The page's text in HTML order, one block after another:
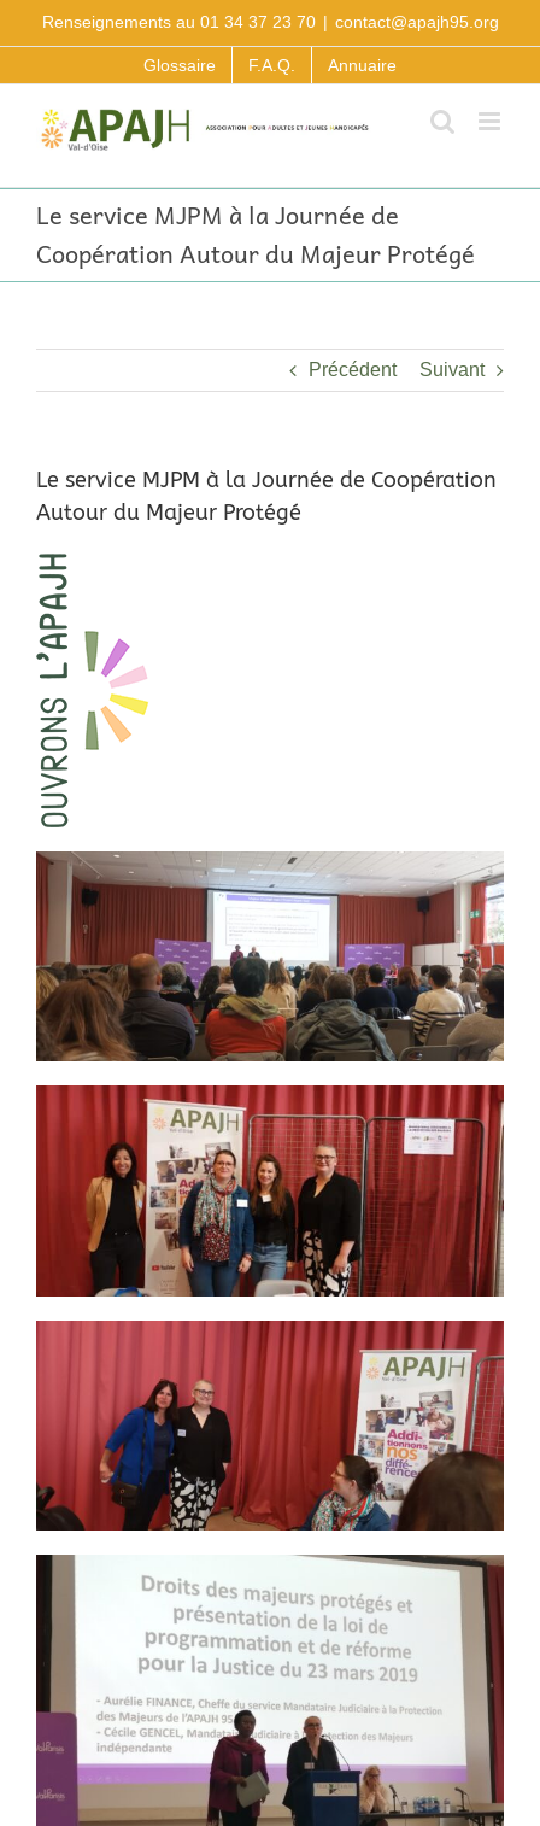
Renseignements au 01 34 37 23 70 | contact@apajh95.org
Glossaire F.A.Q. Annuaire
Le service MJPM à la Journée de
Coopération Autour du Majeur Protégé
Précédent Suivant
Le service MJPM à la Journée de Coopération
Autour du Majeur Protégé